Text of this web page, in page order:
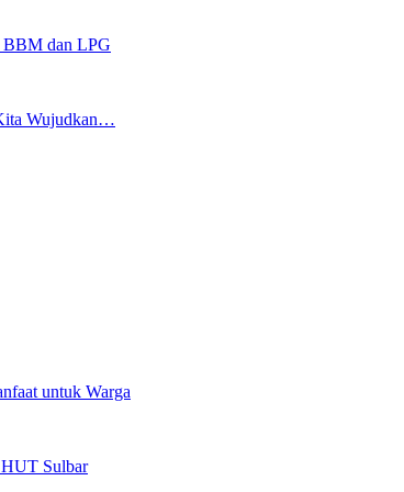
BBM dan LPG
Wujudkan…
untuk Warga
HUT Sulbar